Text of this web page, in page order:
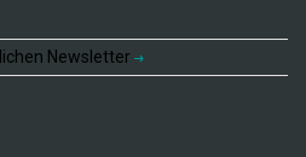
Newsletter